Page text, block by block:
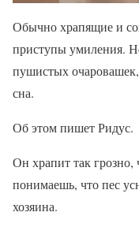
Обычно храпящие и
приступы умиления.
пушистых
сна.
Об этом пишет Ридус.
Он храпит так грозно,
понимаешь, что пес
хозяина.